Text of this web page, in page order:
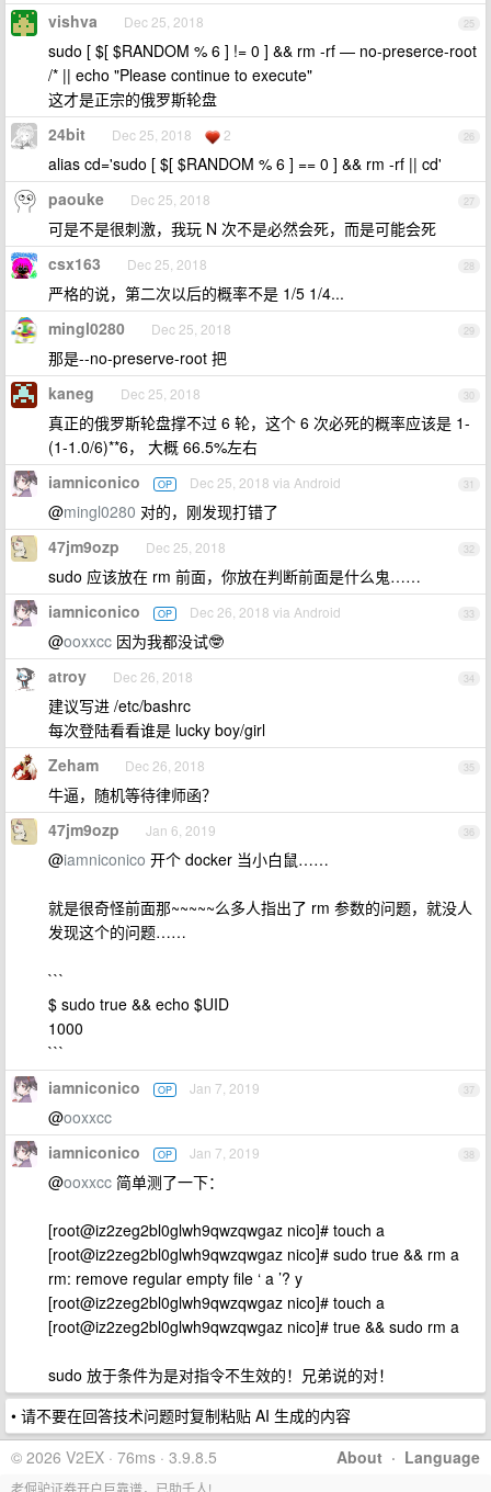
25
vishva Dec 25, 2018
sudo [ $[ $RANDOM % 6 ] != 0 ] && rm -rf — no-preserce-root
/* || echo "Please continue to execute"
这才是正宗的俄罗斯轮盘
26
24bit Dec 25, 2018 2
alias cd='sudo [ $[ $RANDOM % 6 ] == 0 ] && rm -rf || cd'
27
paouke Dec 25, 2018
可是不是很刺激，我玩 N 次不是必然会死，而是可能会死
28
csx163 Dec 25, 2018
严格的说，第二次以后的概率不是 1/5 1/4...
29
mingl0280 Dec 25, 2018
那是--no-preserve-root 把
30
kaneg Dec 25, 2018
真正的俄罗斯轮盘撑不过 6 轮，这个 6 次必死的概率应该是 1-
(1-1.0/6)**6， 大概 66.5%左右
31
iamniconico OP Dec 25, 2018 via Android
@mingl0280 对的，刚发现打错了
32
47jm9ozp Dec 25, 2018
sudo 应该放在 rm 前面，你放在判断前面是什么鬼……
33
iamniconico OP Dec 26, 2018 via Android
@ooxxcc 因为我都没试🤓
34
atroy Dec 26, 2018
建议写进 /etc/bashrc
每次登陆看看谁是 lucky boy/girl
35
Zeham Dec 26, 2018
牛逼，随机等待律师函？
36
47jm9ozp Jan 6, 2019
@iamniconico 开个 docker 当小白鼠……
就是很奇怪前面那~~~~~么多人指出了 rm 参数的问题，就没人
发现这个的问题……
```
$ sudo true && echo $UID
1000
```
37
iamniconico OP Jan 7, 2019
@ooxxcc
38
iamniconico OP Jan 7, 2019
@ooxxcc 简单测了一下：
[root@iz2zeg2bl0glwh9qwzqwgaz nico]# touch a
[root@iz2zeg2bl0glwh9qwzqwgaz nico]# sudo true && rm a
rm: remove regular empty file ‘ a ’? y
[root@iz2zeg2bl0glwh9qwzqwgaz nico]# touch a
[root@iz2zeg2bl0glwh9qwzqwgaz nico]# true && sudo rm a
sudo 放于条件为是对指令不生效的！兄弟说的对！
• 请不要在回答技术问题时复制粘贴 AI 生成的内容
About · Language
© 2026 V2EX · 76ms · 3.9.8.5
老倔驴证券开户巨靠谱，已助千人!